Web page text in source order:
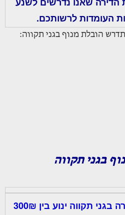
העומדות לרשותכם.
הובלת מנוף בגני תקווה:
בגני תקווה
מחיר מנוף להעברת דירה בגני תקווה ינוע בין 300₪